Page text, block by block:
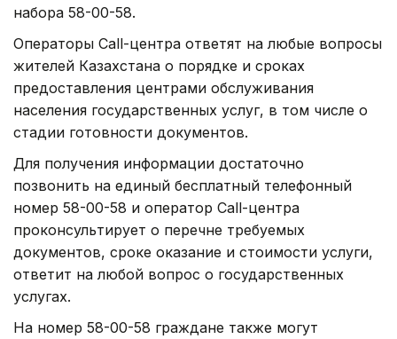
набора 58-00-58.
Операторы Call-центра ответят на любые вопросы
жителей Казахстана о порядке и сроках
предоставления центрами обслуживания
населения государственных услуг, в том числе о
стадии готовности документов.
Для получения информации достаточно
позвонить на единый бесплатный телефонный
номер 58-00-58 и оператор Call-центра
проконсультирует о перечне требуемых
документов, сроке оказание и стоимости услуги,
ответит на любой вопрос о государственных
услугах.
На номер 58-00-58 граждане также могут